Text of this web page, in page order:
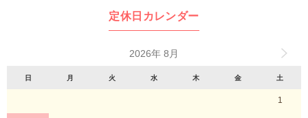
定休日カレンダー
2026年 8月
日 月 火 水 木 金 土
1